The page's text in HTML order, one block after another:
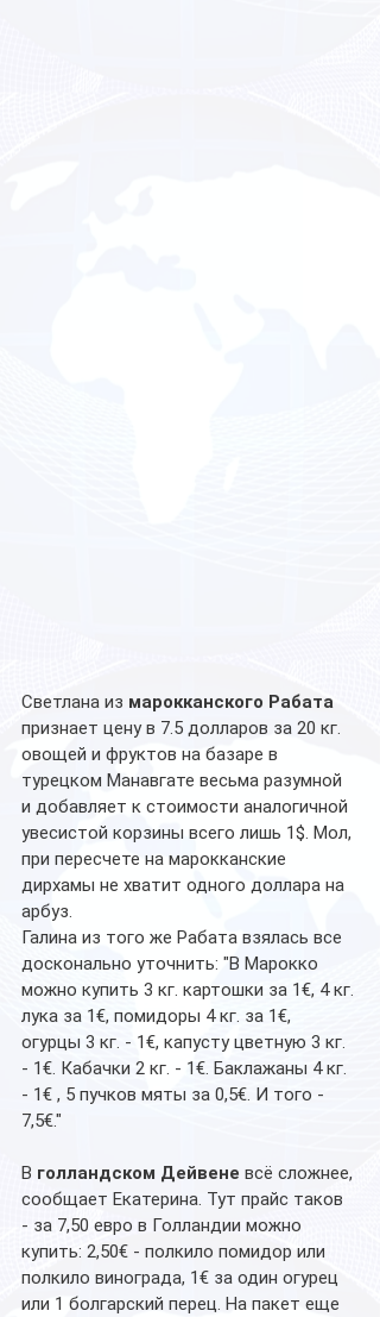
Светлана из марокканского Рабата
признает цену в 7.5 долларов за 20 кг.
овощей и фруктов на базаре в
турецком Манавгате весьма разумной
и добавляет к стоимости аналогичной
увесистой корзины всего лишь 1$. Мол,
при пересчете на марокканские
дирхамы не хватит одного доллара на
арбуз.
Галина из того же Рабата взялась все
досконально уточнить: "В Марокко
можно купить 3 кг. картошки за 1€, 4 кг.
лука за 1€, помидоры 4 кг. за 1€,
огурцы 3 кг. - 1€, капусту цветную 3 кг.
- 1€. Кабачки 2 кг. - 1€. Баклажаны 4 кг.
- 1€ , 5 пучков мяты за 0,5€. И того -
7,5€."
В голландском Дейвене всё сложнее,
сообщает Екатерина. Тут прайс таков
- за 7,50 евро в Голландии можно
купить: 2,50€ - полкило помидор или
полкило винограда, 1€ за один огурец
или 1 болгарский перец. На пакет еще